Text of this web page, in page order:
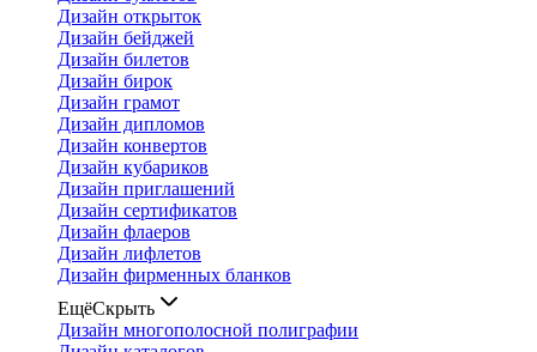
Дизайн открыток
Дизайн бейджей
Дизайн билетов
Дизайн бирок
Дизайн грамот
Дизайн дипломов
Дизайн конвертов
Дизайн кубариков
Дизайн приглашений
Дизайн сертификатов
Дизайн флаеров
Дизайн лифлетов
Дизайн фирменных бланков
ЕщёСкрыть
Дизайн многополосной полиграфии